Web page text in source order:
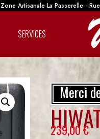
Zone Artisanale La Passerelle -
SERVICES
Merci
239,00€